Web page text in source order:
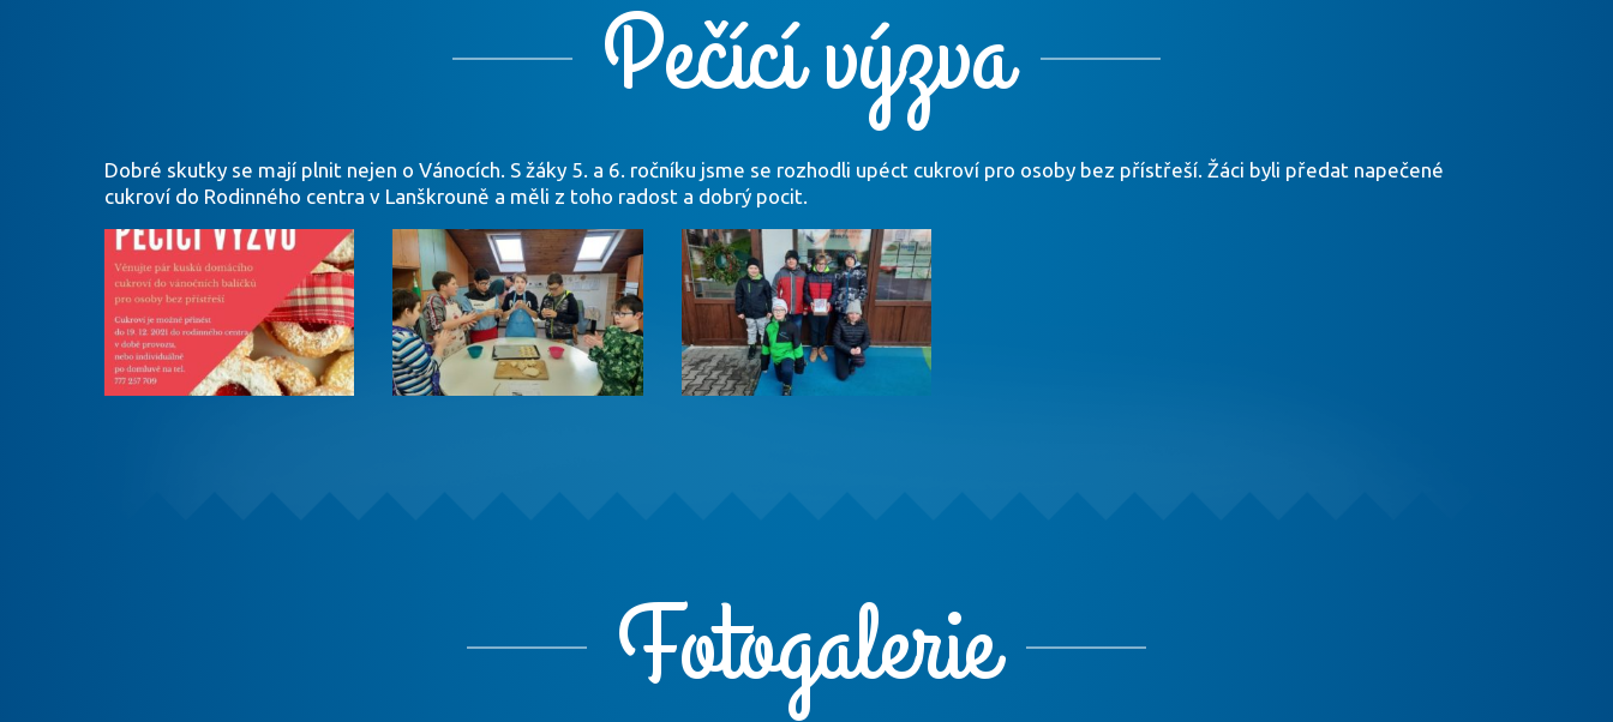
Pečící výzva
Dobré skutky se mají plnit nejen o Vánocích. S žáky 5. a 6. ročníku jsme se rozhodli upéct cukroví pro osoby bez přístřeší. Žáci byli předat napečené
cukroví do Rodinného centra v Lanškrouně a měli z toho radost a dobrý pocit.
Fotogalerie